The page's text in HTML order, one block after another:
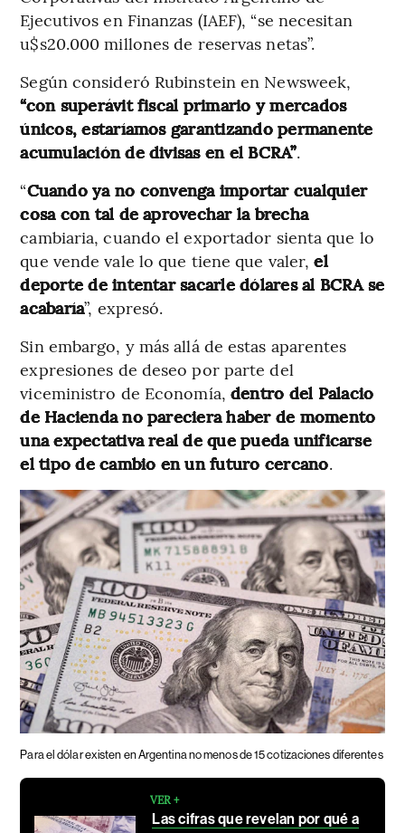
Ejecutivos en Finanzas (IAEF), “se necesitan
u$s20.000 millones de reservas netas”.
Según consideró Rubinstein en Newsweek,
“con superávit fiscal primario y mercados
únicos, estaríamos garantizando permanente
acumulación de divisas en el BCRA”.
“Cuando ya no convenga importar cualquier
cosa con tal de aprovechar la brecha
cambiaria, cuando el exportador sienta que lo
que vende vale lo que tiene que valer,el
deporte de intentar sacarle dólares al BCRA se
acabaría”, expresó.
Sin embargo, y más allá de estas aparentes
expresiones de deseo por parte del
viceministro de Economía, dentro del Palacio
de Hacienda no pareciera haber de momento
una expectativa real de que pueda unificarse
el tipo de cambio en un futuro cercano.
Para el dólar existen en Argentina no menos de 15 cotizaciones diferentes
VER +
Las cifras que revelan por qué a